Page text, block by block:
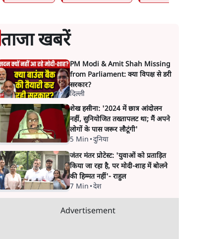
ताजा खबरें
PM Modi & Amit Shah Missing
from Parliament: क्या विपक्ष से डरी
सरकार?
दिल्ली
शेख हसीना: '2024 में छात्र आंदोलन
नहीं, सुनियोजित तख्तापलट था; मैं अपने
लोगों के पास जरूर लौटूंगी'
5 Min •दुनिया
जंतर मंतर प्रोटेस्ट: 'युवाओं को प्रताड़ित
किया जा रहा है, पर मोदी-शाह में बोलने
की हिम्मत नहीं'- राहुल
7 Min •देश
Advertisement